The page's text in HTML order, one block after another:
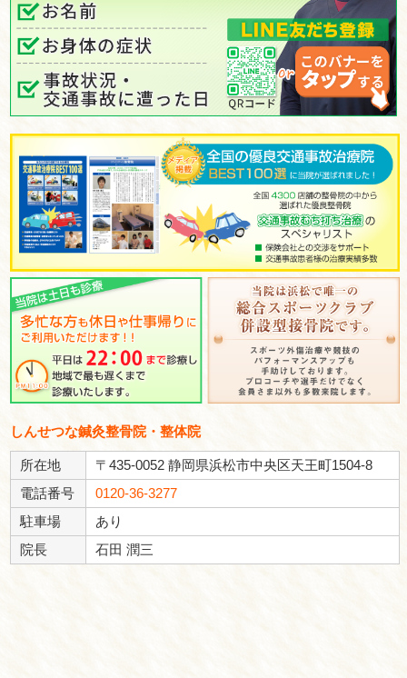
▲日祝：9:00～11:30
休診日：日・祝の午後
※不定休あり